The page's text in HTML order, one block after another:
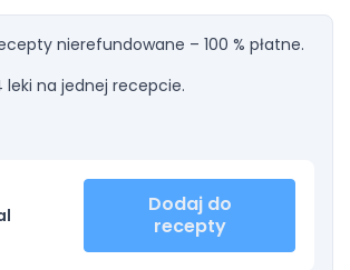
nierefundowane – 100 % płatne.
leki na jednej recepcie.
Dodaj do
recepty